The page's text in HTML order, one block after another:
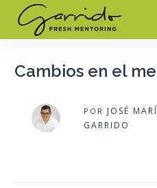
Cambios en el
POR JOSÉ
GARRIDO